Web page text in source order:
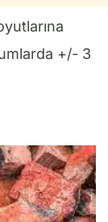
+/- 3